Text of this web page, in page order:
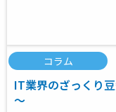
コラム
IT業界のざっくり
～